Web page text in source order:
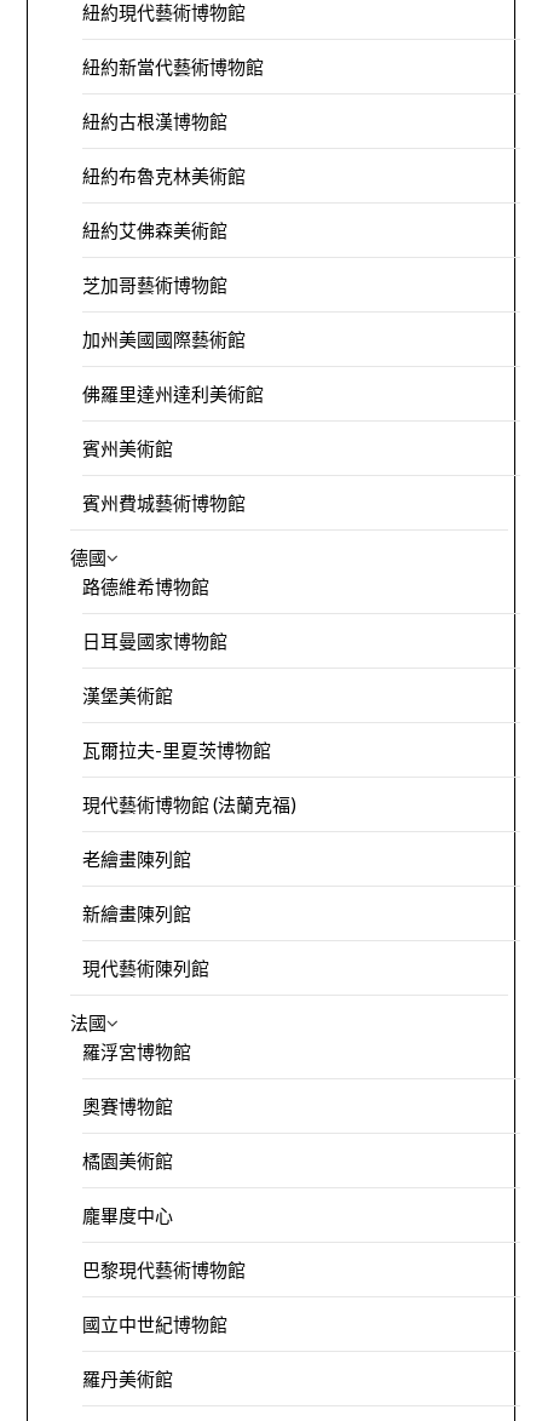
紐約現代藝術博物館
紐約新當代藝術博物館
紐約古根漢博物館
紐約布魯克林美術館
紐約艾佛森美術館
芝加哥藝術博物館
加州美國國際藝術館
佛羅里達州達利美術館
賓州美術館
賓州費城藝術博物館
德國
路德維希博物館
日耳曼國家博物館
漢堡美術館
瓦爾拉夫-里夏茨博物館
現代藝術博物館 (法蘭克福)
老繪畫陳列館
新繪畫陳列館
現代藝術陳列館
法國
羅浮宮博物館
奧賽博物館
橘園美術館
龐畢度中心
巴黎現代藝術博物館
國立中世紀博物館
羅丹美術館